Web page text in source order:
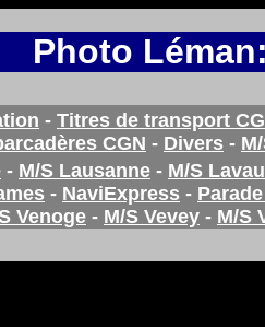
Photo
- Titres de transport
CGN - Divers -
- M/S Lausanne - M/S
- NaviExpress -
Venoge - M/S Vevey - M/S